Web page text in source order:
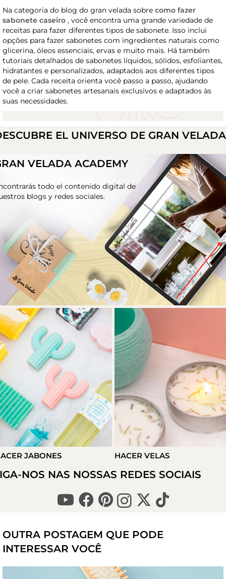
Na categoria do blog do gran velada sobre como fazer
sabonete caseiro , você encontra uma grande variedade de
receitas para fazer diferentes tipos de sabonete. Isso inclui
opções para fazer sabonetes com ingredientes naturais como
glicerina, óleos essenciais, ervas e muito mais. Há também
tutoriais detalhados de sabonetes líquidos, sólidos, esfoliantes,
hidratantes e personalizados, adaptados aos diferentes tipos
de pele. Cada receita orienta você passo a passo, ajudando
você a criar sabonetes artesanais exclusivos e adaptados às
suas necessidades.
EL UNIVERSO DE GRAN VELADA
VELADA ACADEMY
todo el contenido digital de
blogs y redes sociales.
HACER VELAS
NOS NAS NOSSAS REDES SOCIAIS
OUTRA POSTAGEM QUE PODE
INTERESSAR VOCÊ